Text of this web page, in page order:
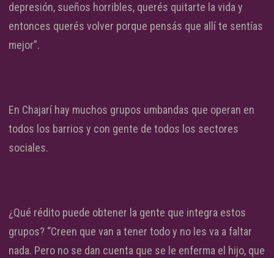
depresión, sueños horribles, querés quitarte la vida y
entonces querés volver porque pensás que allí te sentías
mejor”.
En Chajarí hay muchos grupos umbandas que operan en
todos los barrios y con gente de todos los sectores
sociales.
¿Qué rédito puede obtener la gente que integra estos
grupos? “Creen que van a tener todo y no les va a faltar
nada. Pero no se dan cuenta que se le enferma el hijo, que